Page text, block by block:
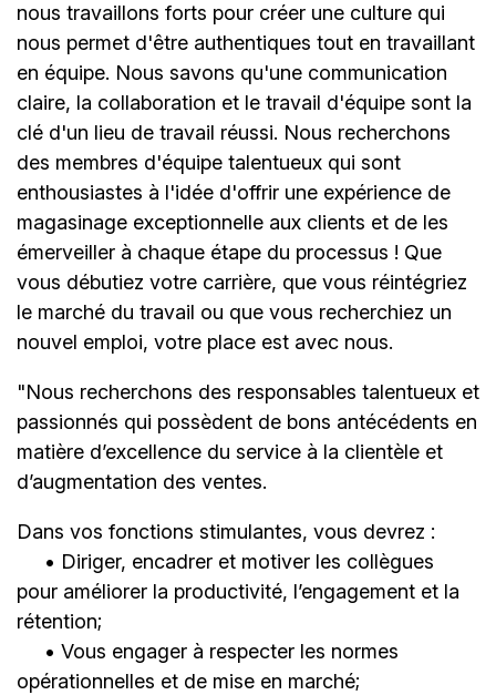
nous travaillons forts pour créer une culture qui
nous permet d'être authentiques tout en travaillant
en équipe. Nous savons qu'une communication
claire, la collaboration et le travail d'équipe sont la
clé d'un lieu de travail réussi. Nous recherchons
des membres d'équipe talentueux qui sont
enthousiastes à l'idée d'offrir une expérience de
magasinage exceptionnelle aux clients et de les
émerveiller à chaque étape du processus ! Que
vous débutiez votre carrière, que vous réintégriez
le marché du travail ou que vous recherchiez un
nouvel emploi, votre place est avec nous.
"Nous recherchons des responsables talentueux et
passionnés qui possèdent de bons antécédents en
matière d’excellence du service à la clientèle et
d’augmentation des ventes.
Dans vos fonctions stimulantes, vous devrez :
• Diriger, encadrer et motiver les collègues
pour améliorer la productivité, l’engagement et la
rétention;
• Vous engager à respecter les normes
opérationnelles et de mise en marché;